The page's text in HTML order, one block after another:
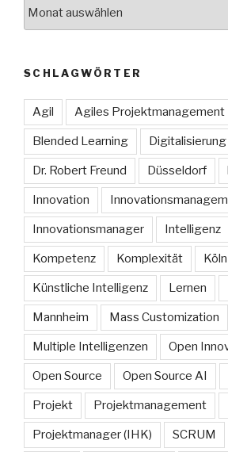
SCHLAGWÖRTER
Agil Agiles Projektmanagement
Blended Learning Digitalisierung
Dr. Robert Freund Düsseldorf
Innovation
Innovationsmanager Intelligenz
Kompetenz Komplexität Köln
Künstliche Intelligenz Lernen
Mannheim Mass Customization
Multiple Intelligenzen Open
Open Source Open Source AI
Projekt Projektmanagement
Projektmanager (IHK) SCRUM